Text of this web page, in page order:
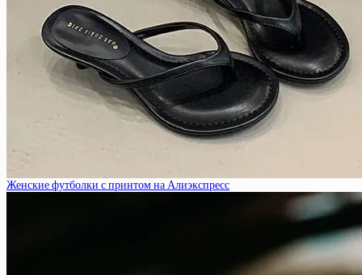
Женские футболки с принтом на Алиэкспресс